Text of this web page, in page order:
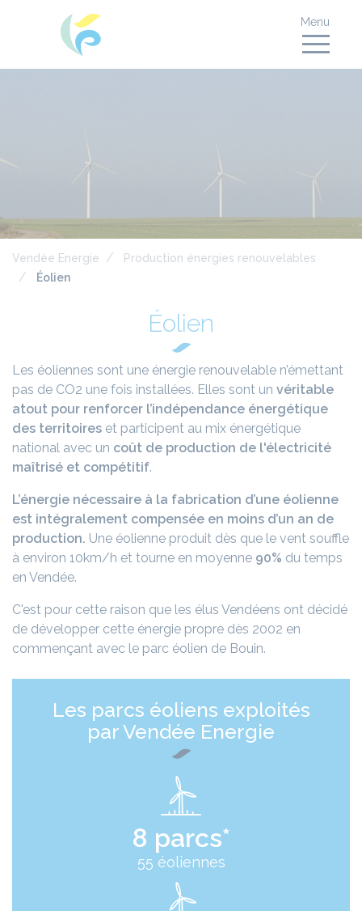
Menu
Vendée Energie
Production énergies renouvelables
Éolien
Éolien
Les éoliennes sont une énergie renouvelable n’émettant
pas de CO2 une fois installées. Elles sont un véritable
atout pour renforcer l’indépendance énergétique
des territoires et participent au mix énergétique
national avec un coût de production de l'électricité
maîtrisé et compétitif.
L’énergie nécessaire à la fabrication d’une éolienne
est intégralement compensée en moins d’un an de
production. Une éolienne produit dès que le vent souffle
à environ 10km/h et tourne en moyenne 90% du temps
en Vendée.
C'est pour cette raison que les élus Vendéens ont décidé
de développer cette énergie propre dès 2002 en
commençant avec le parc éolien de Bouin.
Les parcs éoliens exploités
par Vendée Energie
8 parcs*
55 éoliennes